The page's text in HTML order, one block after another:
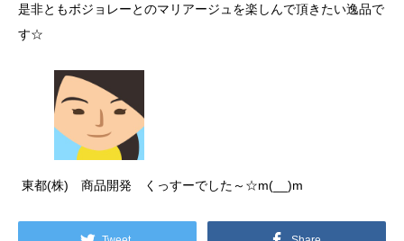
是非ともボジョレーとのマリアージュを楽しんで頂きたい逸品で
す☆
東都(株) 商品開発 くっすーでした～☆m(__)m